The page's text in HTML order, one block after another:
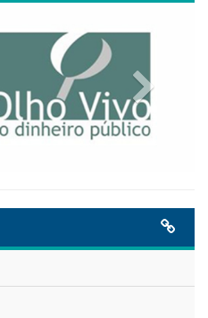
E LUTO OFICIAL
junho de 2026
– 2026
VER TODAS NOTÍCIAS